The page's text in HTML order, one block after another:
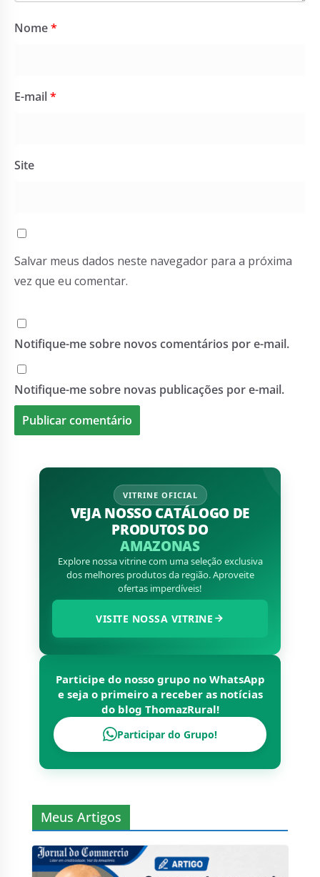
Nome*
E-mail*
Site
Salvar meus dados neste navegador para a próxima
vez que eu comentar.
Notifique-me sobre novos comentários por e-mail.
Notifique-me sobre novas publicações por e-mail.
VITRINE OFICIAL
VEJA NOSSO CATÁLOGO DE
PRODUTOS DO
AMAZONAS
Explore nossa vitrine com uma seleção exclusiva
dos melhores produtos da região. Aproveite
ofertas imperdíveis!
VISITE NOSSA VITRINE
Participe do nosso grupo no WhatsApp
e seja o primeiro a receber as notícias
do blog ThomazRural!
Participar do Grupo!
Meus Artigos